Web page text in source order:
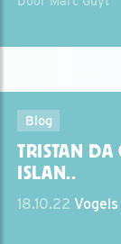
Blog
TRISTAN DA
ISLAN..
18.10.22